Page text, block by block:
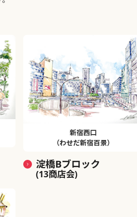
新宿西口
（わせだ新宿百景）
淀橋Bブロック
(13商店会)